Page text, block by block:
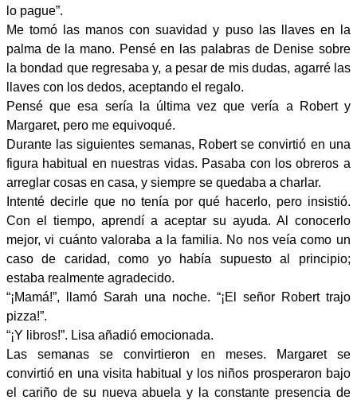
lo pague”.
Me tomó las manos con suavidad y puso las llaves en la
palma de la mano. Pensé en las palabras de Denise sobre
la bondad que regresaba y, a pesar de mis dudas, agarré las
llaves con los dedos, aceptando el regalo.
Pensé que esa sería la última vez que vería a Robert y
Margaret, pero me equivoqué.
Durante las siguientes semanas, Robert se convirtió en una
figura habitual en nuestras vidas. Pasaba con los obreros a
arreglar cosas en casa, y siempre se quedaba a charlar.
Intenté decirle que no tenía por qué hacerlo, pero insistió.
Con el tiempo, aprendí a aceptar su ayuda. Al conocerlo
mejor, vi cuánto valoraba a la familia. No nos veía como un
caso de caridad, como yo había supuesto al principio;
estaba realmente agradecido.
“¡Mamá!”, llamó Sarah una noche. “¡El señor Robert trajo
pizza!”.
“¡Y libros!”. Lisa añadió emocionada.
Las semanas se convirtieron en meses. Margaret se
convirtió en una visita habitual y los niños prosperaron bajo
el cariño de su nueva abuela y la constante presencia de